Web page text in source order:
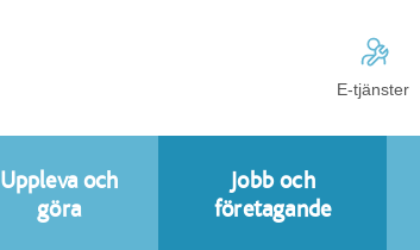
E-tjänster
Uppleva och
göra
Jobb och
företagande